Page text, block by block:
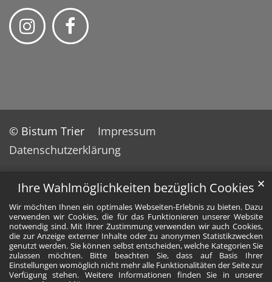
Ihre Wahlmöglichkeiten bezüglich Cookies
Wir möchten Ihnen ein optimales Webseiten-Erlebnis zu bieten. Dazu
verwenden wir Cookies, die für das Funktionieren unserer Website
notwendig sind. Mit Ihrer Zustimmung verwenden wir auch Cookies,
die zur Anzeige externer Inhalte oder zu anonymen Statistikzwecken
genutzt werden. Sie können selbst entscheiden, welche Kategorien Sie
zulassen möchten. Bitte beachten Sie, dass auf Basis Ihrer
Einstellungen womöglich nicht mehr alle Funktionalitäten der Seite zur
Verfügung stehen. Weitere Informationen finden Sie in unserer
✕
© Bistum Trier
Impressum
Datenschutzerklärung